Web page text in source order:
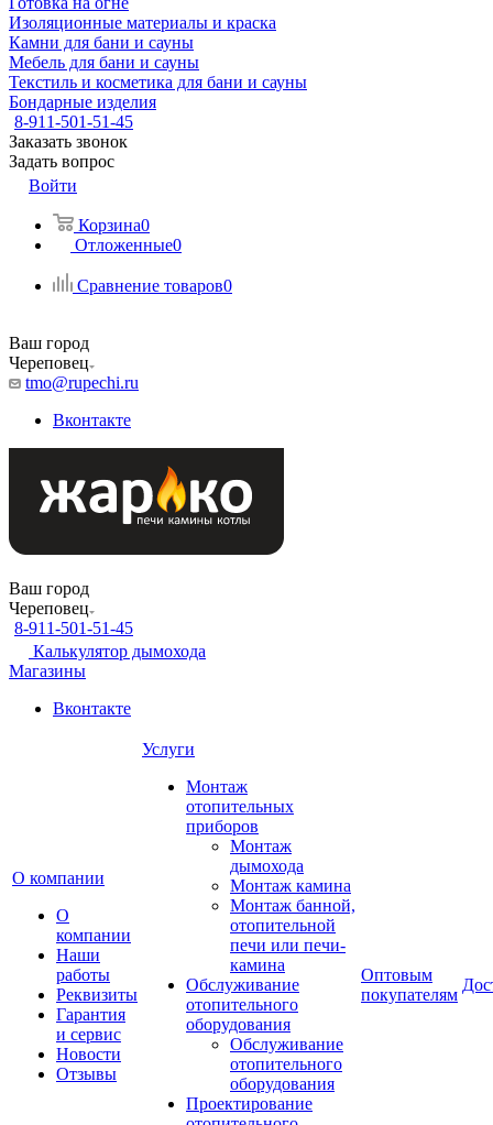
Изоляционные материалы и краска
Камни для бани и сауны
Мебель для бани и сауны
Текстиль и косметика для бани и сауны
Бондарные изделия
8-911-501-51-45
Заказать звонок
Задать вопрос
Войти
Корзина0
Отложенные0
Сравнение товаров0
Ваш город
Череповец
tmo@rupechi.ru
Вконтакте
Ваш город
Череповец
8-911-501-51-45
Калькулятор дымохода
Магазины
Вконтакте
О компании
О
компании
Наши
работы
Реквизиты
Гарантия
и сервис
Новости
Отзывы
Услуги
Монтаж
отопительных
приборов
Монтаж
дымохода
Монтаж камина
Монтаж банной,
отопительной
печи или печи-
камина
Обслуживание
отопительного
оборудования
Обслуживание
отопительного
оборудования
Проектирование
Оптовым
покупателям